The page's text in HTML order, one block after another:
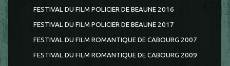
FESTIVAL DU FILM POLICIER DE BEAUNE 2016
FESTIVAL DU FILM POLICIER DE BEAUNE 2017
FESTIVAL DU FILM ROMANTIQUE DE CABOURG 2007
FESTIVAL DU FILM ROMANTIQUE DE CABOURG 2009